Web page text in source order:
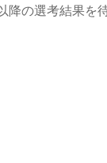
降の選考結果を